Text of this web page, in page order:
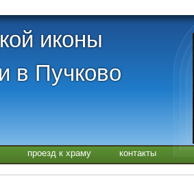
иконы
в Пучково
проезд к храму контакты